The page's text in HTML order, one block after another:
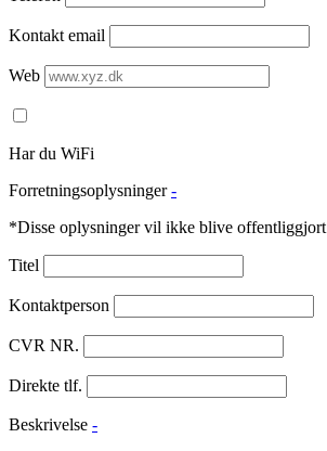
Kontakt email
Web
Har du WiFi
Forretningsoplysninger -
*Disse oplysninger vil ikke blive offentliggjort
Titel
Kontaktperson
CVR NR.
Direkte tlf.
Beskrivelse -